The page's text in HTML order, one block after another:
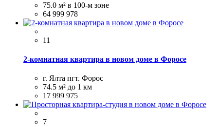
75.0 м² в 100-м зоне
64 999 978
11
2-комнатная квартира в новом доме в Форосе
г. Ялта пгт. Форос
74.5 м² до 1 км
17 999 975
7